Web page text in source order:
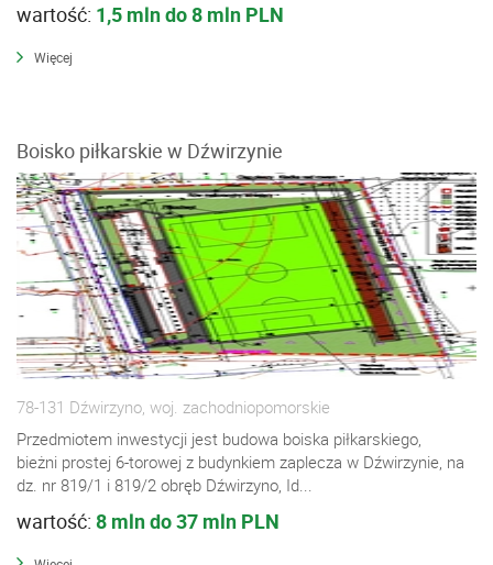
wartość: 1,5 mln do 8 mln PLN
Więcej
Boisko piłkarskie w Dźwirzynie
78-131 Dźwirzyno, woj. zachodniopomorskie
Przedmiotem inwestycji jest budowa boiska piłkarskiego,
bieżni prostej 6-torowej z budynkiem zaplecza w Dźwirzynie, na
dz. nr 819/1 i 819/2 obręb Dźwirzyno, Id...
wartość: 8 mln do 37 mln PLN